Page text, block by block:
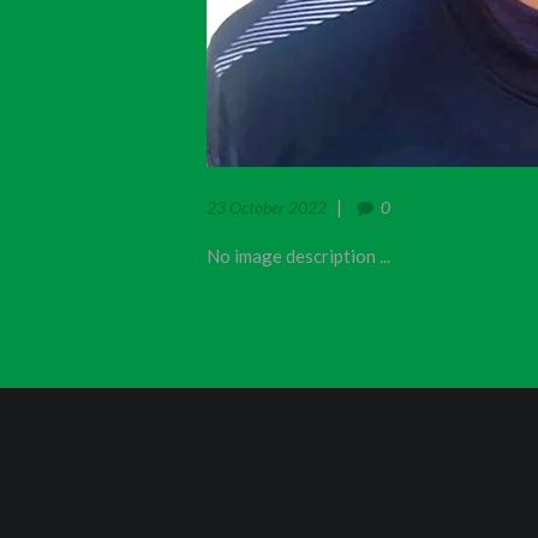
23 October 2022 0
No image description ...